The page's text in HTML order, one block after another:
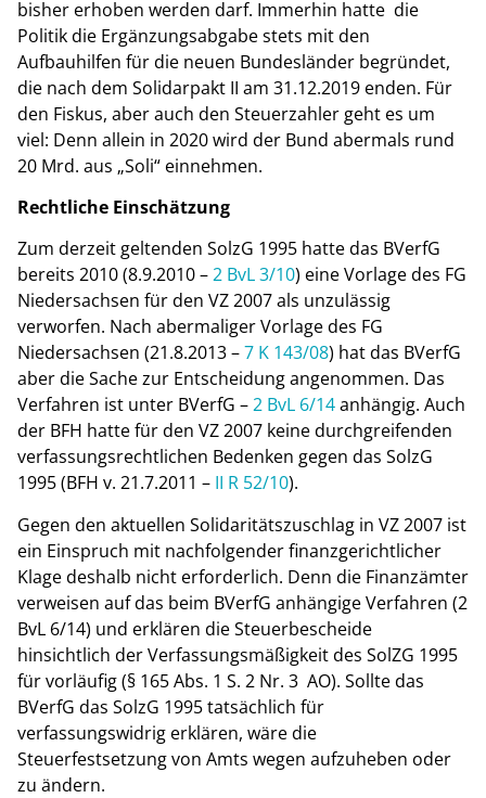
bisher erhoben werden darf. Immerhin hatte die
Politik die Ergänzungsabgabe stets mit den
Aufbauhilfen für die neuen Bundesländer begründet,
die nach dem Solidarpakt II am 31.12.2019 enden. Für
den Fiskus, aber auch den Steuerzahler geht es um
viel: Denn allein in 2020 wird der Bund abermals rund
20 Mrd. aus „Soli“ einnehmen.
Rechtliche Einschätzung
Zum derzeit geltenden SolzG 1995 hatte das BVerfG
bereits 2010 (8.9.2010 –2 BvL 3/10) eine Vorlage des FG
Niedersachsen für den VZ 2007 als unzulässig
verworfen. Nach abermaliger Vorlage des FG
Niedersachsen (21.8.2013 –7 K 143/08) hat das BVerfG
aber die Sache zur Entscheidung angenommen. Das
Verfahren ist unter BVerfG –2 BvL 6/14anhängig. Auch
der BFH hatte für den VZ 2007 keine durchgreifenden
verfassungsrechtlichen Bedenken gegen das SolzG
1995 (BFH v. 21.7.2011 – II R 52/10).
Gegen den aktuellen Solidaritätszuschlag in VZ 2007 ist
ein Einspruch mit nachfolgender finanzgerichtlicher
Klage deshalb nicht erforderlich. Denn die Finanzämter
verweisen auf das beim BVerfG anhängige Verfahren (2
BvL 6/14) und erklären die Steuerbescheide
hinsichtlich der Verfassungsmäßigkeit des SolZG 1995
für vorläufig (§ 165 Abs. 1 S. 2 Nr. 3 AO). Sollte das
BVerfG das SolzG 1995 tatsächlich für
verfassungswidrig erklären, wäre die
Steuerfestsetzung von Amts wegen aufzuheben oder
zu ändern.